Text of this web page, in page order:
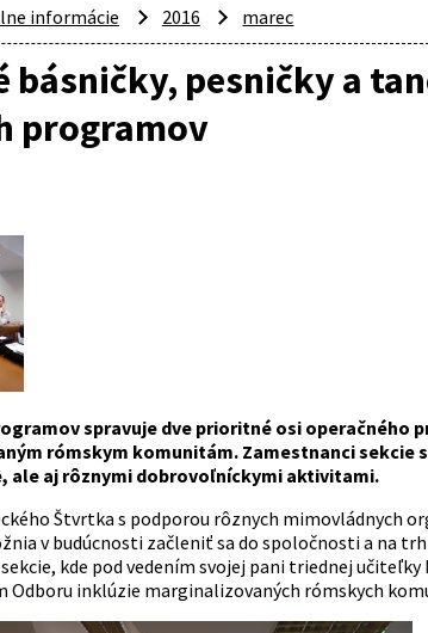
informácie 2016 marec
básničky, pesničky a
programov
spravuje dve prioritné osi operačného
rómskym komunitám. Zamestnanci
ale aj rôznymi dobrovoľníckymi aktivitami.
Štvrtka s podporou rôznych mimovládnych
v budúcnosti začleniť sa do spoločnosti a na
kde pod vedením svojej pani triednej
Odboru inklúzie marginalizovaných rómskych